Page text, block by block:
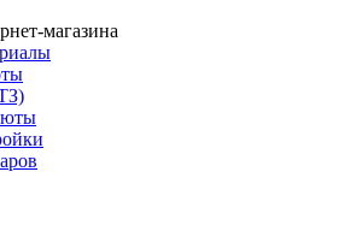
магазина